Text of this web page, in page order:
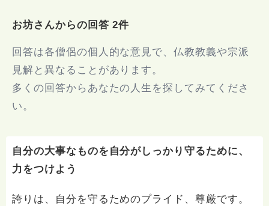
お坊さんからの回答 2件
回答は各僧侶の個人的な意見で、仏教教義や宗派
見解と異なることがあります。
多くの回答からあなたの人生を探してみてくださ
い。
自分の大事なものを自分がしっかり守るために、
力をつけよう
誇りは、自分を守るためのプライド、尊厳です。